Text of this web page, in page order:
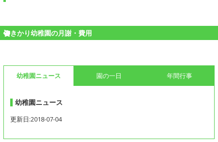
きかり幼稚園の月謝・費用
幼稚園ニュース 園の一日 年間行事
幼稚園ニュース
更新日:2018-07-04